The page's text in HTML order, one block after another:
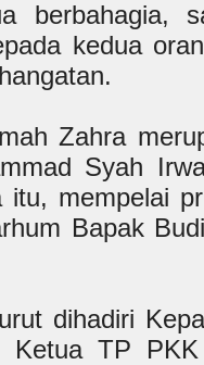
berbahagia,
kedua
Zahra
Syah
itu, mempelai
Bapak
dihadiri
Ketua TP